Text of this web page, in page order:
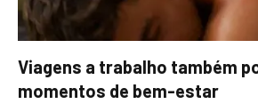
Viagens a trabalho também
momentos de bem-estar